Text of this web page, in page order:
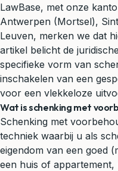
LawBase, met onze
Antwerpen (Mortsel),
Leuven, merken we dat
artikel belicht de
specifieke vorm van
inschakelen van een
voor een vlekkeloze
Wat is schenking met
Schenking met
techniek waarbij u als
eigendom van een goed
een huis of appartement,